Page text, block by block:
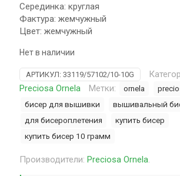
Серединка: круглая
Фактура: жемчужный
Цвет: жемчужный
Нет в наличии
АРТИКУЛ: 33119/57102/10-10G
Preciosa Ornela
Метки: ornela
бисер для вышивки
вышивальный
для бисероплетения
купить бисер
купить бисер 10 грамм
Производители: Preciosa Ornela.